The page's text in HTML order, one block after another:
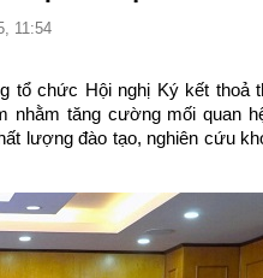
11:54
tổ chức Hội nghị Ký kết thoả
nhằm tăng cường mối quan
lượng đào tạo, nghiên cứu